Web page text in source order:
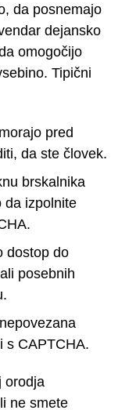
da posnemajo
dejansko
omogočijo
Tipični
pred
da ste človek.
brskalnika
da izpolnite
dostop do
posebnih
s CAPTCHA.
orodja
ne smete